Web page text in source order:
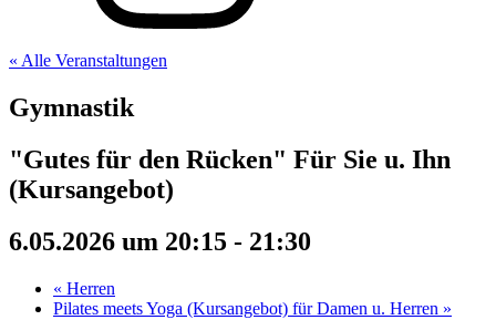
« Alle Veranstaltungen
Gymnastik
"Gutes für den Rücken" Für Sie u. Ihn
(Kursangebot)
6.05.2026 um 20:15 - 21:30
« Herren
Pilates meets Yoga (Kursangebot) für Damen u. Herren »